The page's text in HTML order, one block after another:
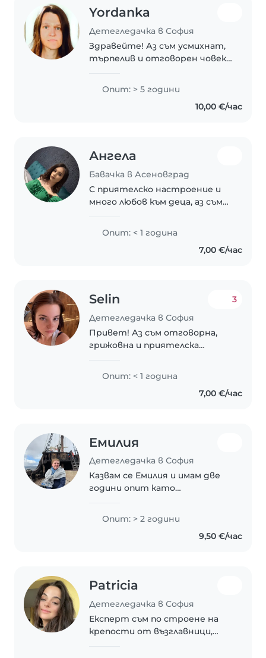
Yordanka
Детегледачка в София
Здравейте! Аз съм усмихнат,
търпелив и отговорен човек
дете заслужава внимание,
грижа и разбиране. За мен е
Опит: > 5 години
10,00 €/час
Ангела
Бавачка в Асеновград
С приятелско настроение и
много любов към деца, аз съм
опит с деца на различни
възрасти, включително
Опит: < 1 година
7,00 €/час
Selin
Детегледачка в София
3
Привет! Аз съм отговорна,
грижовна и приятелска
Имам сертификат за първа
Опит: < 1 година
7,00 €/час
Емилия
Детегледачка в София
Казвам се Емилия и имам две
години опит като
дете и съм помагала с
подготовката и домашните
Опит: > 2 години
9,50 €/час
Patricia
Детегледачка в София
Експерт съм по строене на
крепости от възглавници,